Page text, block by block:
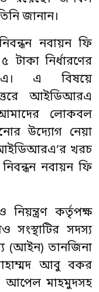
জানান।
নবায়ন ফি
টাকা নির্ধারণের
এ বিষয়ে
আইডিআরএ
আমাদের লোকবল
উদ্যোগ নেয়া
খরচ
নবায়ন ফি
কর্তৃপক্ষ
সংস্থাটির সদস্য
(আইন) তানজিনা
আবু বকর
আপেল মাহমুদসহ